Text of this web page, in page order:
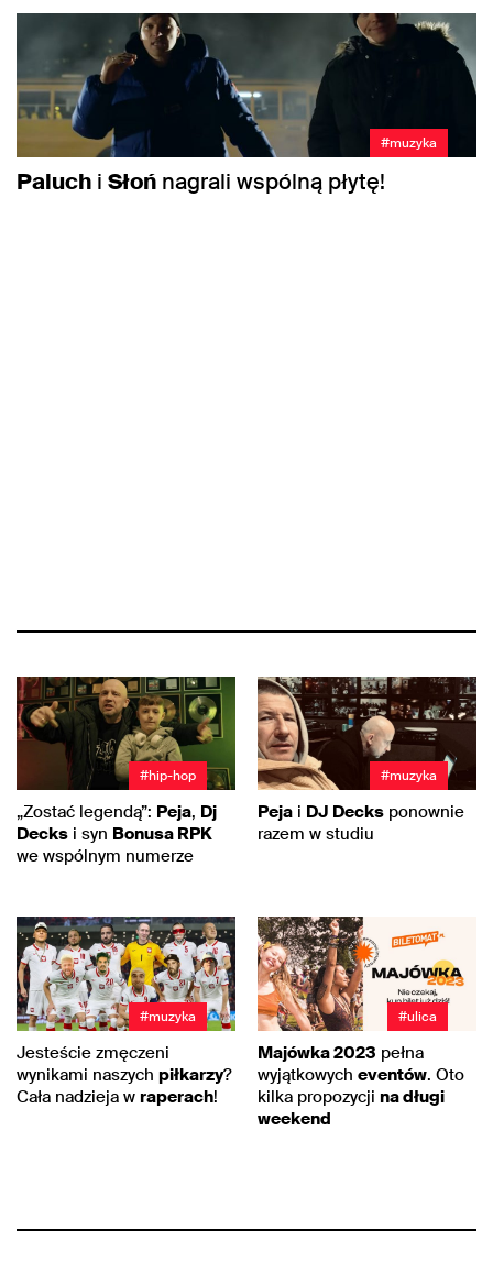
#muzyka
Paluch i Słoń nagrali wspólną płytę!
#hip-hop
„Zostać legendą”: Peja, Dj
Decks i syn Bonusa RPK
we wspólnym numerze
#muzyka
Peja i DJ Decks ponownie
razem w studiu
#muzyka
Jesteście zmęczeni
wynikami naszych piłkarzy?
Cała nadzieja w raperach!
#ulica
Majówka 2023 pełna
wyjątkowych eventów. Oto
kilka propozycji na długi
weekend